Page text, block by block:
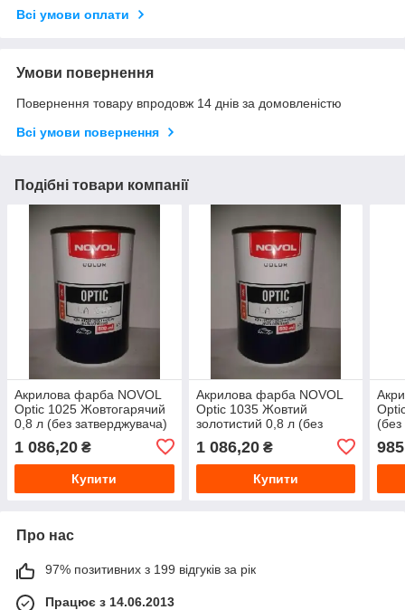
Всі умови оплати
Умови повернення
Повернення товару впродовж 14 днів за домовленістю
Всі умови повернення
Подібні товари компанії
Акрилова фарба NOVOL
Optic 1025 Жовтогарячий
0,8 л (без затверджувача)
1 086,20 ₴
Купити
Акрилова фарба NOVOL
Optic 1035 Жовтий
золотистий 0,8 л (без
1 086,20₴
Купити
(без
Про нас
97% позитивних з 199 відгуків за рік
Працює з 14.06.2013